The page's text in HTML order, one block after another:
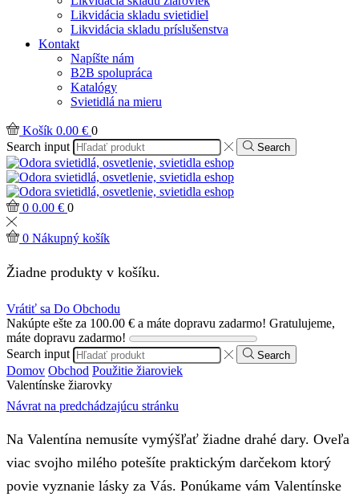
Likvidácia skladu svietidiel
Likvidácia skladu príslušenstva
Kontakt
Napíšte nám
B2B spolupráca
Katalógy
Svietidlá na mieru
Košík 0.00 € 0
Search input
Search
0 0.00 € 0
0 Nákupný košík
Žiadne produkty v košíku.
Vrátiť sa Do Obchodu
Nakúpte ešte za 100.00 € a máte dopravu zadarmo! Gratulujeme,
máte dopravu zadarmo!
Search input
Search
Domov Obchod Použitie žiaroviek
Valentínske žiarovky
Návrat na predchádzajúcu stránku
Na Valentína nemusíte vymýšľať žiadne drahé dary. Oveľa
viac svojho milého potešíte praktickým darčekom ktorý
povie vyznanie lásky za Vás. Ponúkame vám Valentínske